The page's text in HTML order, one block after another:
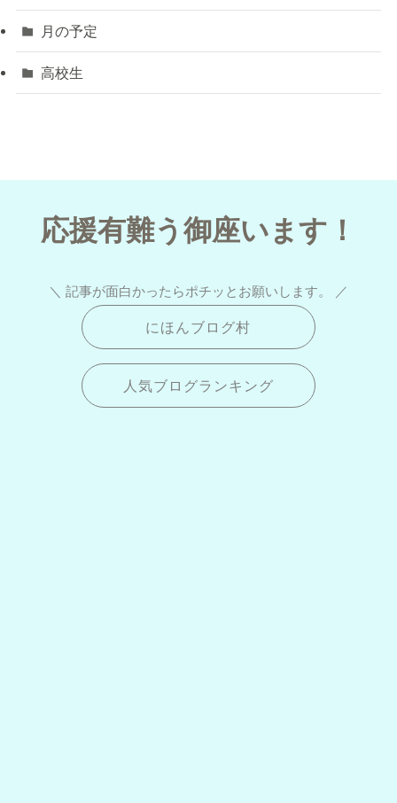
月の予定
高校生
応援有難う御座います！
＼ 記事が面白かったらポチッとお願いします。 ／
にほんブログ村
人気ブログランキング